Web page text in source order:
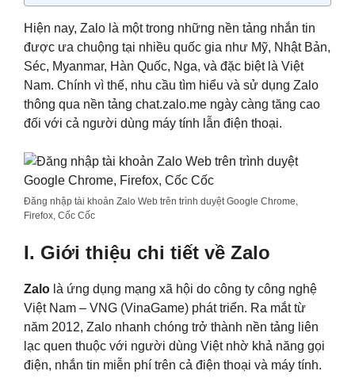
Hiện nay, Zalo là một trong những nền tảng nhắn tin
được ưa chuộng tại nhiều quốc gia như Mỹ, Nhật Bản,
Séc, Myanmar, Hàn Quốc, Nga, và đặc biệt là Việt
Nam. Chính vì thế, nhu cầu tìm hiểu và sử dụng Zalo
thông qua nền tảng chat.zalo.me ngày càng tăng cao
đối với cả người dùng máy tính lẫn điện thoại.
Đăng nhập tài khoản Zalo Web trên trình duyệt Google Chrome,
Firefox, Cốc Cốc
I. Giới thiệu chi tiết về Zalo
Zalo là ứng dụng mạng xã hội do công ty công nghệ
Việt Nam – VNG (VinaGame) phát triển. Ra mắt từ
năm 2012, Zalo nhanh chóng trở thành nền tảng liên
lạc quen thuộc với người dùng Việt nhờ khả năng gọi
điện, nhắn tin miễn phí trên cả điện thoại và máy tính.